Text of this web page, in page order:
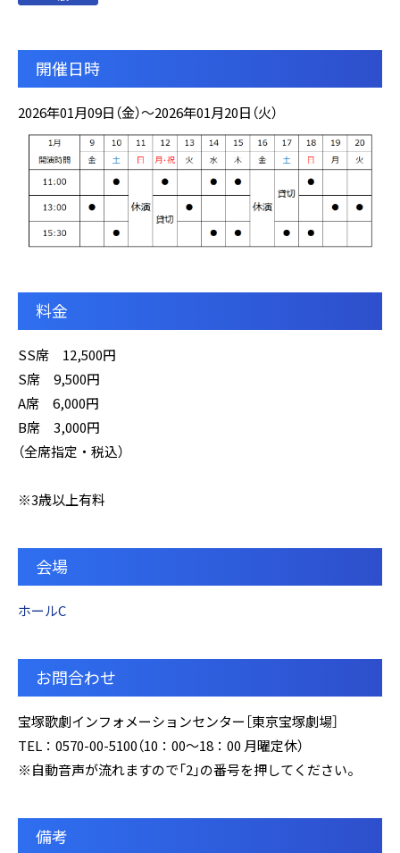
開催日時
2026年01月09日（金）～2026年01月20日（火）
料金
SS席 12,500円
S席 9,500円
A席 6,000円
B席 3,000円
（全席指定・税込）
※3歳以上有料
会場
ホールC
お問合わせ
宝塚歌劇インフォメーションセンター［東京宝塚劇場］
TEL：0570-00-5100（10：00～18：00 月曜定休）
※自動音声が流れますので「2」の番号を押してください。
備考